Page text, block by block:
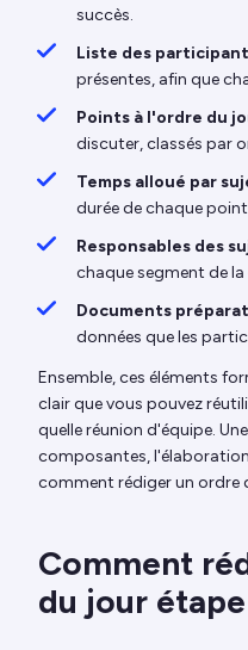
succès.
Liste des
présentes, afin que
Points à l'ordre du
discuter, classés par
Temps alloué par
durée de chaque
Responsables des
chaque segment de
Documents
données que les
Ensemble, ces éléments
clair que vous pouvez
quelle réunion d'équipe.
composantes,
comment rédiger un ordre
Comment
du jour